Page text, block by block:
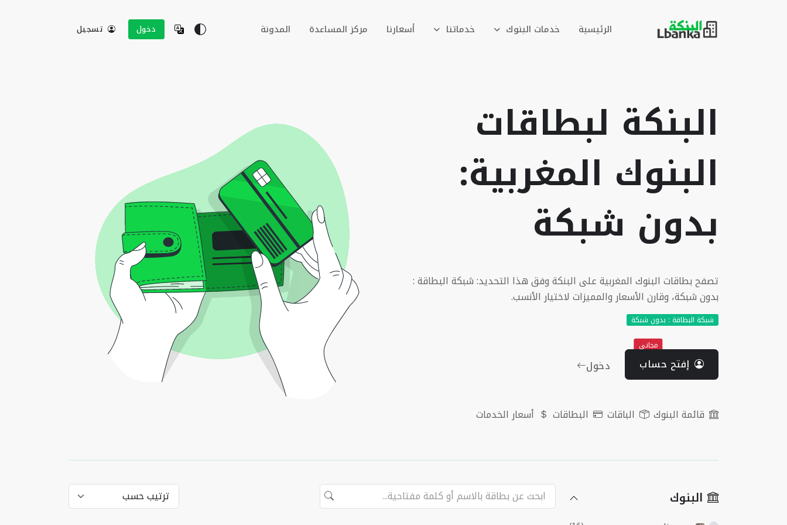
الرئيسية خدمات البنوك خدماتنا أسعارنا مركز المساعدة المدونة دخول تسجيل
البنكة لبطاقات
البنوك المغربية:
بدون شبكة
تصفح بطاقات البنوك المغربية على البنكة وفق هذا التحديد: شبكة البطاقة :
بدون شبكة، وقارن الأسعار والمميزات لاختيار الأنسب.
شبكة البطاقة : بدون شبكة
مجاني
إفتح حساب دخول
قائمة البنوك الباقات البطاقات أسعار الخدمات
البنوك